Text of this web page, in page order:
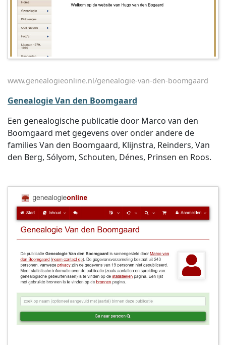
www.genealogieonline.nl/genealogie-van-den-boomgaard
Genealogie Van den Boomgaard
Een genealogische publicatie door Marco van den
Boomgaard met gegevens over onder andere de
families Van den Boomgaard, Klijnstra, Reinders, Van
den Berg, Sólyom, Schouten, Dénes, Prinsen en Roos.